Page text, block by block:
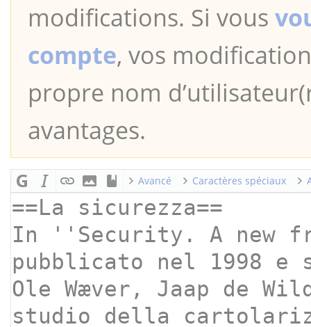
modifications. Si vous
compte, vos
propre nom
avantages.
Avancé Caractères spéciaux